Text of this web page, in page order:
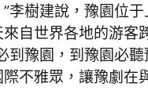
李樹建說，豫園位
自世界各地的游客
到豫園，到豫園必聽
不雅眾，讓豫劇在